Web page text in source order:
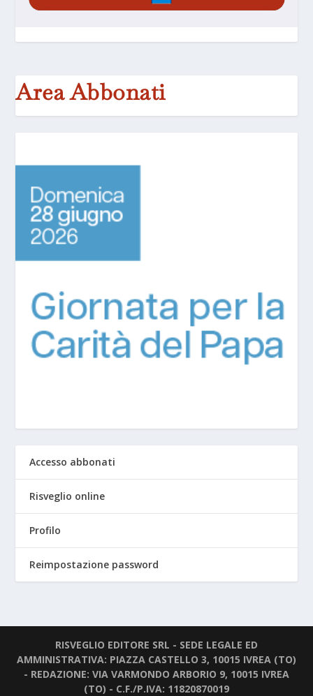
Area Abbonati
Accesso abbonati
Risveglio online
Profilo
Reimpostazione password
RISVEGLIO EDITORE SRL - SEDE LEGALE ED
AMMINISTRATIVA: PIAZZA CASTELLO 3, 10015 IVREA (TO)
- REDAZIONE: VIA VARMONDO ARBORIO 9, 10015 IVREA
(TO) - C.F./P.IVA: 11820870019